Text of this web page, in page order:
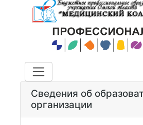
Сведения об
организации